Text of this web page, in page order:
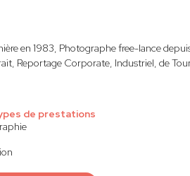
en 1983, Photographe free-lance
Reportage Corporate, Industriel, de
de prestations